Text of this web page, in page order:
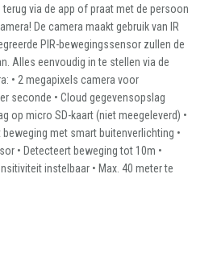
terug via de app of praat met de persoon
De camera maakt gebruik van IR
PIR-bewegingssensor zullen de
Alles eenvoudig in te stellen via de
• 2 megapixels camera voor
seconde • Cloud gegevensopslag
op micro SD-kaart (niet meegeleverd) •
beweging met smart buitenverlichting •
• Detecteert beweging tot 10m •
instelbaar • Max. 40 meter te